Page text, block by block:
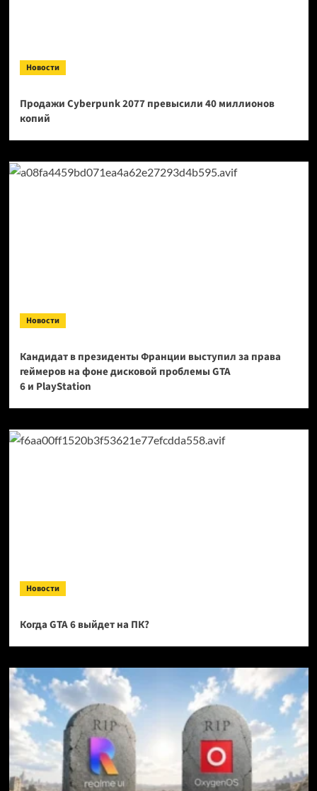
Новости
Продажи Cyberpunk 2077 превысили 40 миллионов
копий
Новости
Кандидат в президенты Франции выступил за права
геймеров на фоне дисковой проблемы GTA
6 и PlayStation
Новости
Когда GTA 6 выйдет на ПК?